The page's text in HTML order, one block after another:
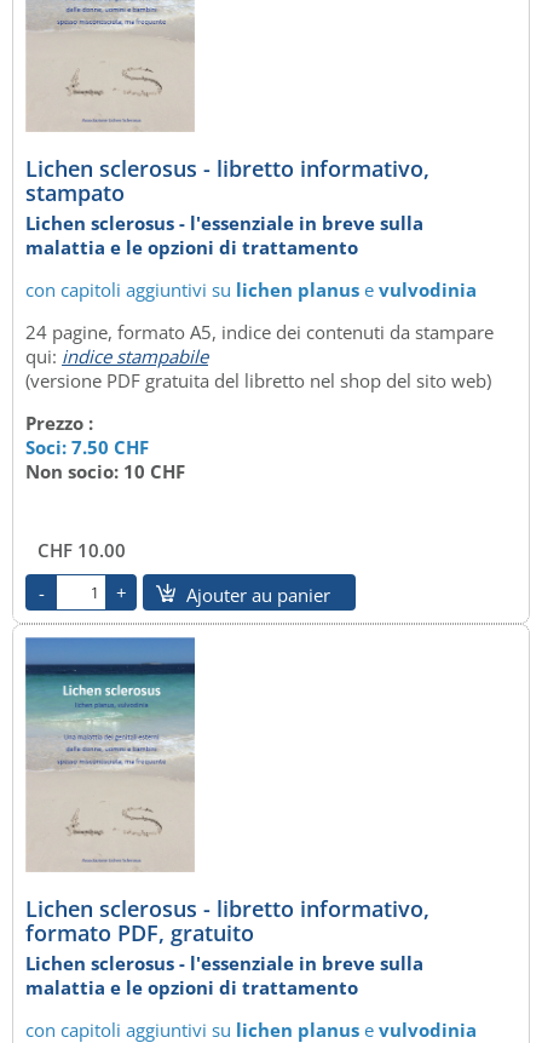
Lichen sclerosus - libretto informativo,
stampato
Lichen sclerosus - l'essenziale in breve sulla
malattia e le opzioni di trattamento
con capitoli aggiuntivi su lichen planus e vulvodinia
24 pagine, formato A5, indice dei contenuti da stampare
qui: indice stampabile
(versione PDF gratuita del libretto nel shop del sito web)
Prezzo :
Soci: 7.50 CHF
Non socio: 10 CHF
CHF 10.00
Ajouter au panier
Lichen sclerosus - libretto informativo,
formato PDF, gratuito
Lichen sclerosus - l'essenziale in breve sulla
malattia e le opzioni di trattamento
con capitoli aggiuntivi su lichen planus e vulvodinia